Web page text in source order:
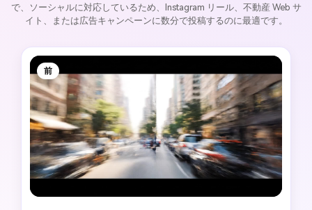
で、ソーシャルに対応しているため、Instagram リール、不動産 Web サ
イト、または広告キャンペーンに数分で投稿するのに最適です。
前